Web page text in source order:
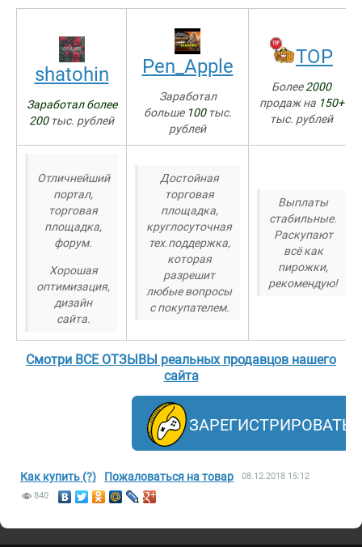
shatohin
Заработал более
200тыс. рублей
Pen_Apple
Заработал
больше 100тыс.
рублей
TOP
Более2000
продаж на 150+
тыс. рублей
Отличнейший
портал,
торговая
площадка,
форум.
Хорошая
оптимизация,
дизайн
сайта.
Достойная
торговая
площадка,
круглосуточная
тех.поддержка,
которая
разрешит
любые вопросы
с покупателем.
Выплаты
стабильные.
Раскупают
всё как
пирожки,
рекомендую!
Смотри ВСЕ ОТЗЫВЫ реальных продавцов нашего
сайта
Как купить (?) Пожаловаться на товар 08.12.2018 15:12
840